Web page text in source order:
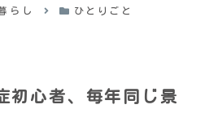
らし ひとりごと
初心者、毎年同じ景